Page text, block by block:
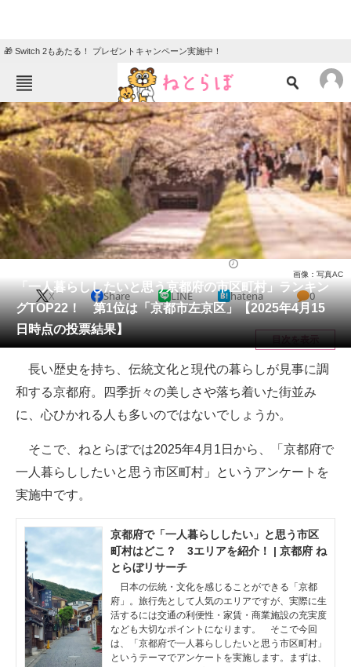
🎁 Switch 2もあたる！ プレゼントキャンペーン実施中！
ねとらぼメニュー
TOP ニュース
エンタメ クイズ
グルメ 地域
住まい 教育・育児
動物 リサーチ
会員記事
メディア
注目記事を集めた総合ページ
ITの今と未来を見通す
スマホと通信の最新トレンド
進化するPCとデバイスの未来
好きが集まる 比べて選べる
ビジネスと働き方のヒント
AI活用のいまが分かる
企業ITのトレンドを詳説
経営リーダーのコミュニティ
マーケ×ITの今がよく分かる
「一人暮らししたいと思う京都府の市区町村」ランキン
グTOP22！ 第1位は「京都市左京区」【2025年4月15
日時点の投票結果】
画像：写真AC
X Share LINE hatena 0
目次を表示
長い歴史を持ち、伝統文化と現代の暮らしが見事に調
和する京都府。四季折々の美しさや落ち着いた街並み
に、心ひかれる人も多いのではないでしょうか。
そこで、ねとらぼでは2025年4月1日から、「京都府で
一人暮らししたいと思う市区町村」というアンケートを
実施中です。
京都府で「一人暮らししたい」と思う市区
町村はどこ？ 3エリアを紹介！ | 京都府 ね
とらぼリサーチ
日本の伝統・文化を感じることができる「京都
府」。旅行先として人気のエリアですが、実際に生
活するには交通の利便性・家賃・商業施設の充実度
なども大切なポイントになります。 そこで今回
は、「京都府で一人暮らししたいと思う市区町村」
というテーマでアンケートを実施します。まずは、